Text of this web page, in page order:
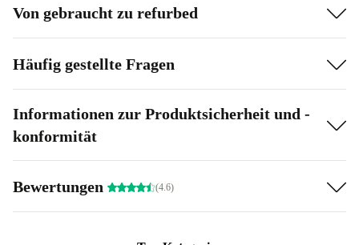
Von gebraucht zu refurbed
Häufig gestellte Fragen
Informationen zur Produktsicherheit und -
konformität
Bewertungen (4.6)